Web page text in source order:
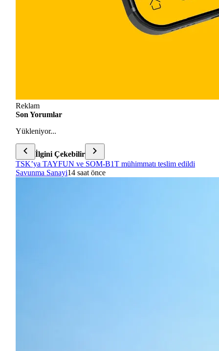
Reklam
Son Yorumlar
Yükleniyor...
İlgini Çekebilir
TSK’ya TAYFUN ve SOM-B1T mühimmatı teslim edildi
Savunma Sanayi14 saat önce